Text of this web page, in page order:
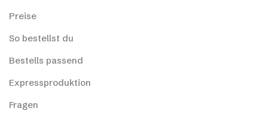
Preise
So bestellst du
Bestells passend
Expressproduktion
Fragen